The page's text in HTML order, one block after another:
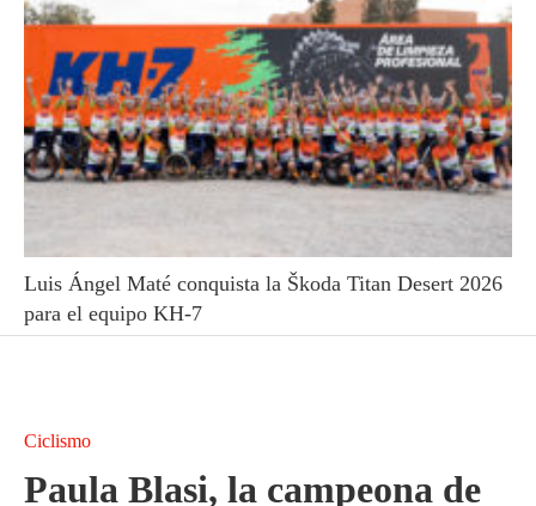
Luis Ángel Maté conquista la Škoda Titan Desert 2026
para el equipo KH-7